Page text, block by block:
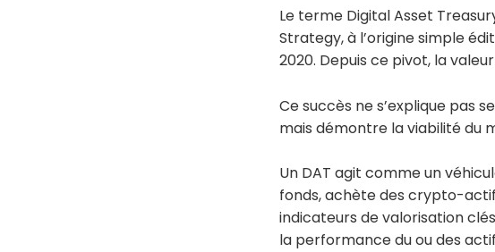
Le terme Digital Asset
Strategy, à l’origine simple
2020. Depuis ce pivot, la
Ce succès ne s’explique pas
mais démontre la viabilité du
Un DAT agit comme un
fonds, achète des crypto-
indicateurs de valorisation
la performance du ou des